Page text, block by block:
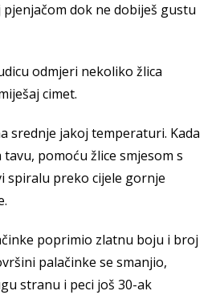
pjenjačom dok ne dobiješ gustu
odmjeri nekoliko žlica
cimet.
srednje jakoj temperaturi. Kada
pomoću žlice smjesom s
spiralu preko cijele gornje
poprimio zlatnu boju i broj
palačinke se smanjio,
stranu i peci još 30-ak